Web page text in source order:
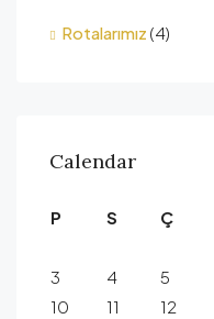
Rotalarımız (4)
Calendar
P S Ç
3
4 5
10
11 12